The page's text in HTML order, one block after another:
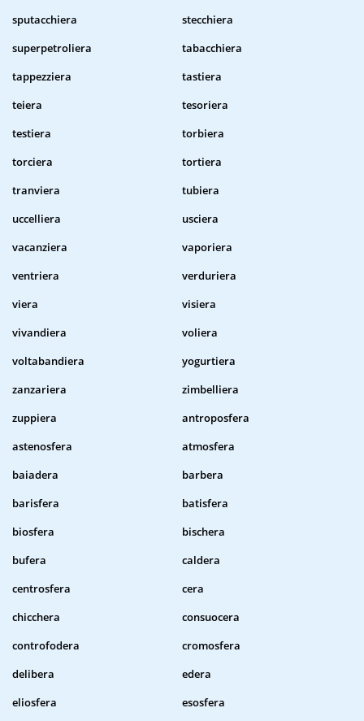
sputacchiera
stecchiera
superpetroliera
tabacchiera
tappezziera
tastiera
teiera
tesoriera
testiera
torbiera
torciera
tortiera
tranviera
tubiera
uccelliera
usciera
vacanziera
vaporiera
ventriera
verduriera
viera
visiera
vivandiera
voliera
voltabandiera
yogurtiera
zanzariera
zimbelliera
zuppiera
antroposfera
astenosfera
atmosfera
baiadera
barbera
barisfera
batisfera
biosfera
bischera
bufera
caldera
centrosfera
cera
chicchera
consuocera
controfodera
cromosfera
delibera
edera
eliosfera
esosfera